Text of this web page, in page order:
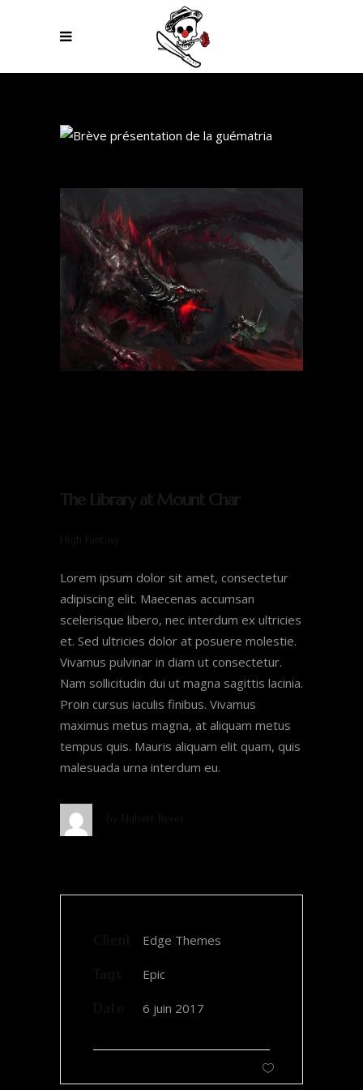
The Library at Mount Char
Lorem ipsum dolor sit amet, consectetur
adipiscing elit. Maecenas accumsan
scelerisque libero, nec interdum ex ultricies
et. Sed ultricies dolor at posuere molestie.
Vivamus pulvinar in diam ut consectetur.
Nam sollicitudin dui ut magna sagittis lacinia.
Proin cursus iaculis finibus. Vivamus
maximus metus magna, at aliquam metus
tempus quis. Mauris aliquam elit quam, quis
malesuada urna interdum eu.
Edge Themes
Epic
6 juin 2017